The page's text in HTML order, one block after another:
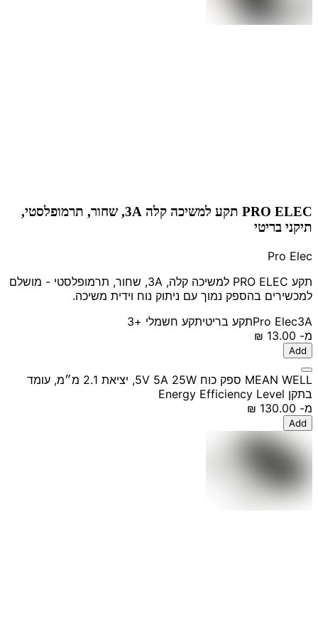
PRO ELEC תקע למשיכה קלה 3A, שחור, תרמופלסטי,
תיקני בריטי
Pro Elec
תקע PRO ELEC למשיכה קלה, 3A, שחור, תרמופלסטי - מושלם
למכשירים בהספק נמוך עם ניתוק נוח וידית משיכה.
Pro Elec3A תקע בריטיתקע חשמלי +3
מ-
Add
MEAN WELL ספק כוח 5V 5A 25W, יציאת 2.1 מ״מ, עומד
בתקן Energy Efficiency Level
מ-
Add